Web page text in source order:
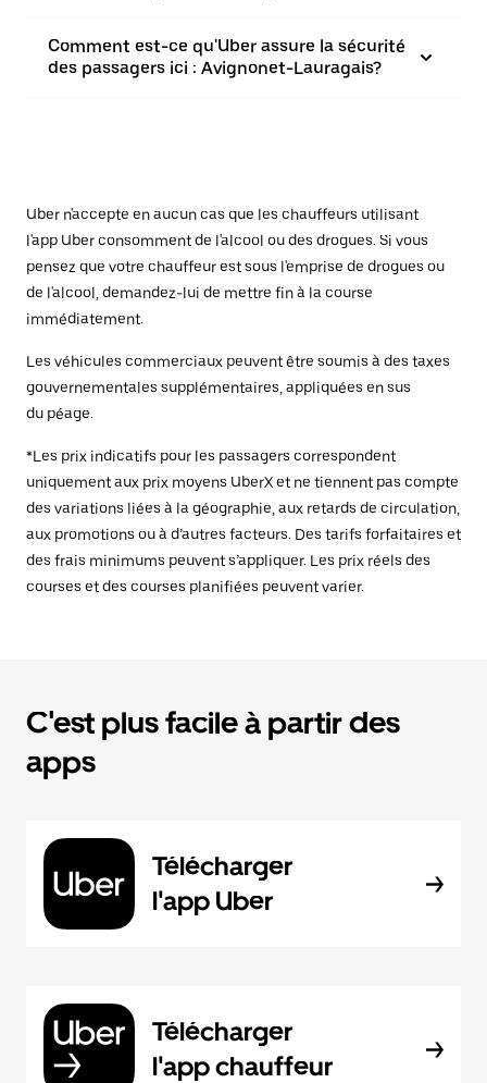
Comment est-ce qu'Uber assure la sécurité
des passagers ici : Avignonet-Lauragais?
Uber n'accepte en aucun cas que les chauffeurs utilisant
l'app Uber consomment de l'alcool ou des drogues. Si vous
pensez que votre chauffeur est sous l'emprise de drogues ou
de l'alcool, demandez-lui de mettre fin à la course
immédiatement.
Les véhicules commerciaux peuvent être soumis à des taxes
gouvernementales supplémentaires, appliquées en sus
du péage.
*Les prix indicatifs pour les passagers correspondent
uniquement aux prix moyens UberX et ne tiennent pas compte
des variations liées à la géographie, aux retards de circulation,
aux promotions ou à d’autres facteurs. Des tarifs forfaitaires et
des frais minimums peuvent s’appliquer. Les prix réels des
courses et des courses planifiées peuvent varier.
C'est plus facile à partir des
apps
Télécharger
l'app Uber
Télécharger
l'app chauffeur